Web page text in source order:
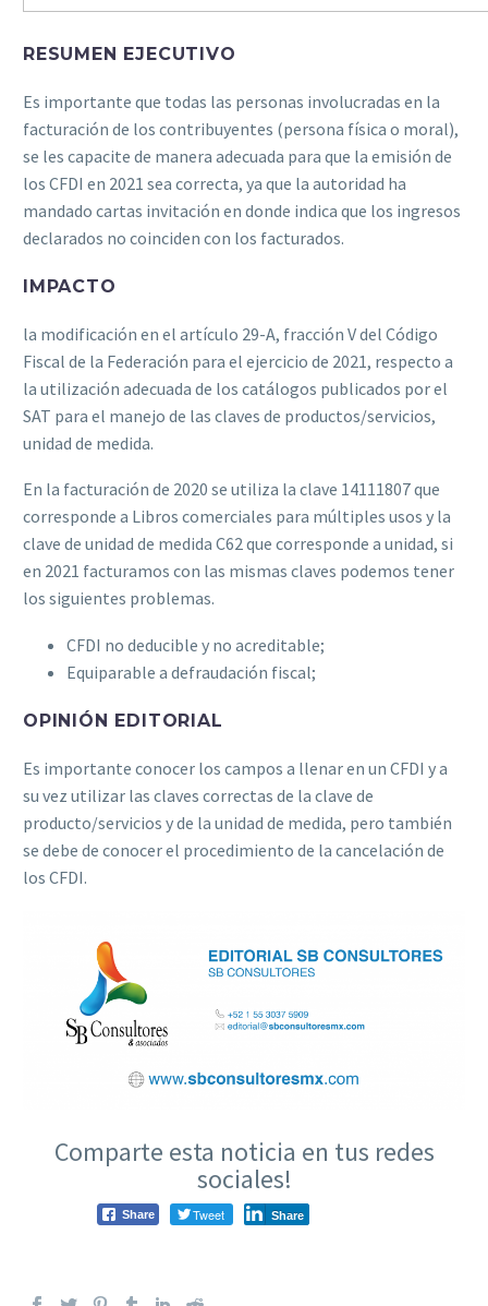
RESUMEN EJECUTIVO
Es importante que todas las personas involucradas en la
facturación de los contribuyentes (persona física o moral),
se les capacite de manera adecuada para que la emisión de
los CFDI en 2021 sea correcta, ya que la autoridad ha
mandado cartas invitación en donde indica que los ingresos
declarados no coinciden con los facturados.
IMPACTO
la modificación en el artículo 29-A, fracción V del Código
Fiscal de la Federación para el ejercicio de 2021, respecto a
la utilización adecuada de los catálogos publicados por el
SAT para el manejo de las claves de productos/servicios,
unidad de medida.
En la facturación de 2020 se utiliza la clave 14111807 que
corresponde a Libros comerciales para múltiples usos y la
clave de unidad de medida C62 que corresponde a unidad, si
en 2021 facturamos con las mismas claves podemos tener
los siguientes problemas.
CFDI no deducible y no acreditable;
Equiparable a defraudación fiscal;
OPINIÓN EDITORIAL
Es importante conocer los campos a llenar en un CFDI y a
su vez utilizar las claves correctas de la clave de
producto/servicios y de la unidad de medida, pero también
se debe de conocer el procedimiento de la cancelación de
los CFDI.
Comparte esta noticia en tus redes
sociales!
Share Tweet Share